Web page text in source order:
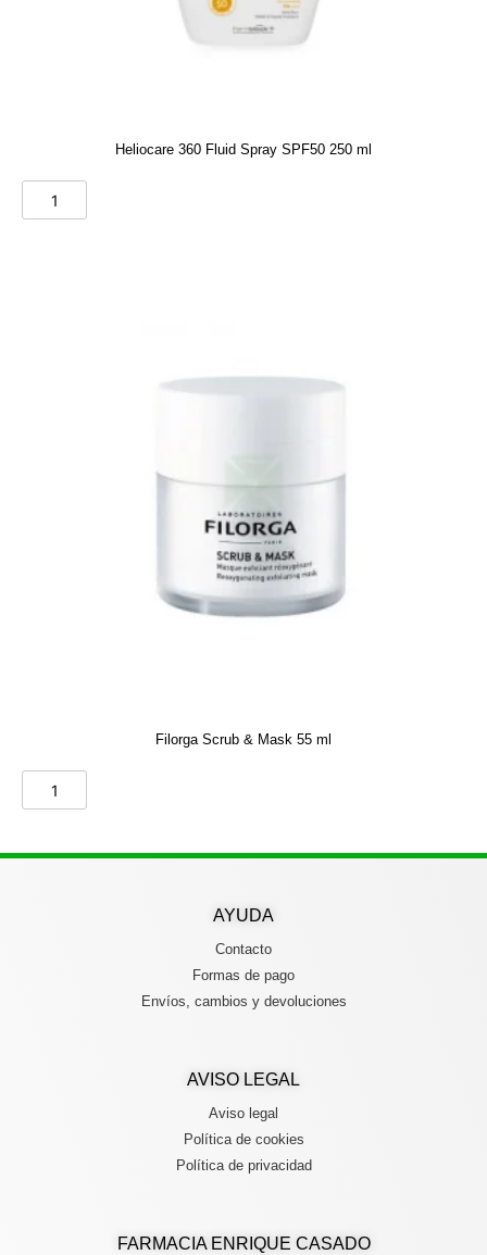
Heliocare 360 Fluid Spray SPF50 250 ml
Filorga Scrub & Mask 55 ml
FARMACIA ENRIQUE CASADO
AVISO LEGAL
Aviso legal
Política de cookies
Política de privacidad
AYUDA
Contacto
Formas de pago
Envíos, cambios y devoluciones